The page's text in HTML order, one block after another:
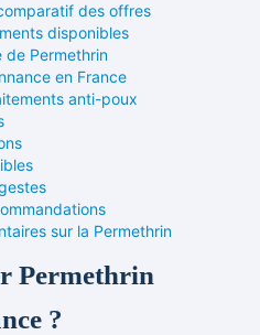
des offres
disponibles
de Permethrin
en France
anti-poux
sur la Permethrin
Permethrin
?